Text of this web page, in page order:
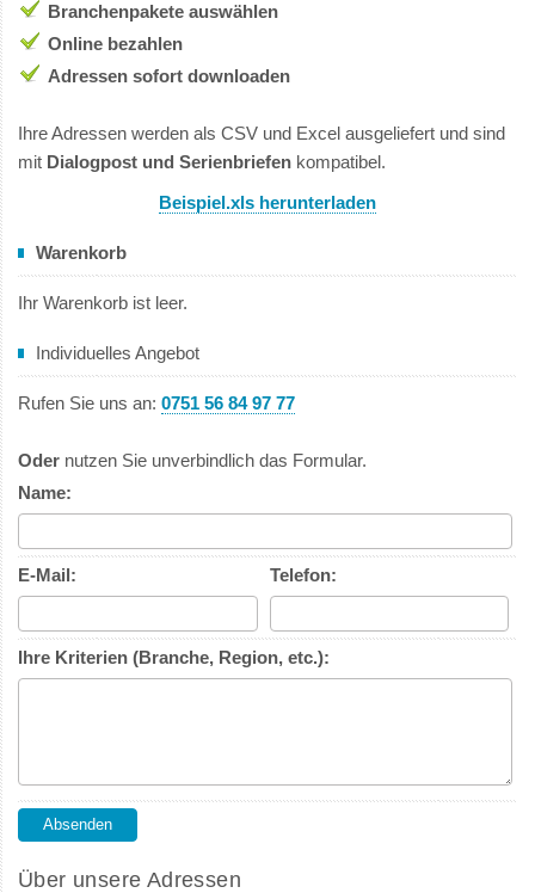
Branchenpakete auswählen
Online bezahlen
Adressen sofort downloaden
Ihre Adressen werden als CSV und Excel ausgeliefert und sind
mit Dialogpost und Serienbriefen kompatibel.
Beispiel.xls herunterladen
Warenkorb
Ihr Warenkorb ist leer.
Individuelles Angebot
Rufen Sie uns an: 0751 56 84 97 77
Oder nutzen Sie unverbindlich das Formular.
Name:
E-Mail: Telefon:
Ihre Kriterien (Branche, Region, etc.):
Über unsere Adressen